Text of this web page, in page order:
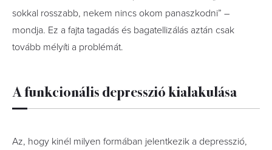
sokkal rosszabb, nekem nincs okom panaszkodni” –
mondja. Ez a fajta tagadás és bagatellizálás aztán csak
tovább mélyíti a problémát.
A funkcionális depresszió kialakulása
Az, hogy kinél milyen formában jelentkezik a depresszió,